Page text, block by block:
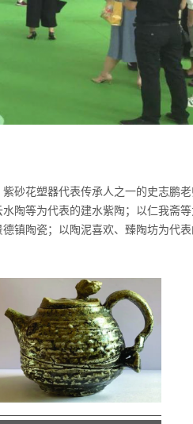
砂花塑器代表传承人之一的史志鹏
陶等为代表的建水紫陶；以仁我斋
镇陶瓷；以陶泥喜欢、臻陶坊为代